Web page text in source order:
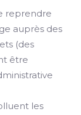
reprendre
auprès des
(des
être
les